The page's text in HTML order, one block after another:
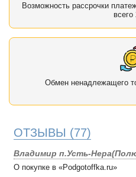
Возможность рассрочки
всего
Обмен ненадлежащего
ОТЗЫВЫ (77)
Владимир п.Усть-
О покупке в «Podgotoffka.ru»